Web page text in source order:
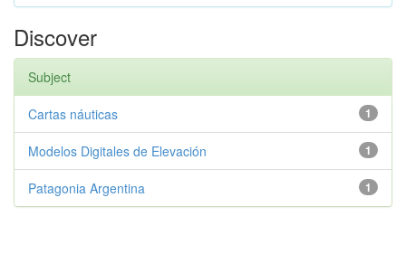
Discover
Subject
1
Cartas náuticas
1
Modelos Digitales de Elevación
1
Patagonia Argentina